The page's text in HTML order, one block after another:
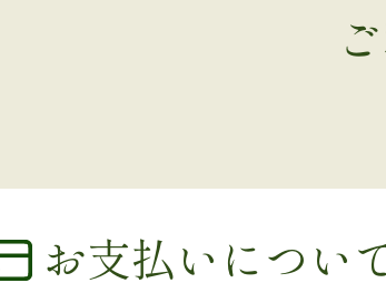
お支払いについ